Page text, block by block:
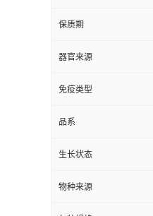
保质期
器官来源
免疫类型
品系
生长状态
物种来源